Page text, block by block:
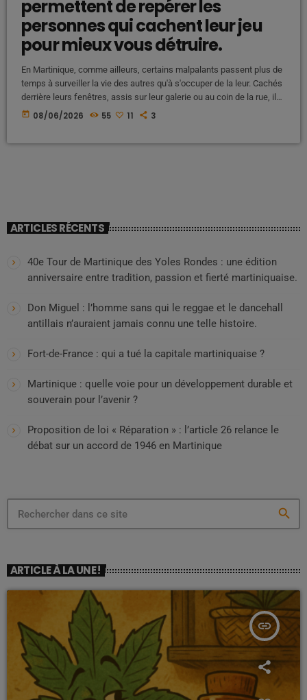
permettent de repérer les
personnes qui cachent leur jeu
pour mieux vous détruire.
En Martinique, comme ailleurs, certains malpalants passent plus de
temps à surveiller la vie des autres qu'à s'occuper de la leur. Cachés
derrière leurs fenêtres, assis sur leur galerie ou au coin de la rue, ils
observent, commentent et critiquent tout ce qui se passe dans le
today 08/06/2026 55 11 3
ARTICLES RÉCENTS
40e Tour de Martinique des Yoles Rondes : une édition
anniversaire entre tradition, passion et fierté martiniquaise.
Don Miguel : l’homme sans qui le reggae et le dancehall
antillais n’auraient jamais connu une telle histoire.
Fort-de-France : qui a tué la capitale martiniquaise ?
Martinique : quelle voie pour un développement durable et
souverain pour l’avenir ?
Proposition de loi « Réparation » : l’article 26 relance le
débat sur un accord de 1946 en Martinique
search
ARTICLE À LA UNE !
insert_link